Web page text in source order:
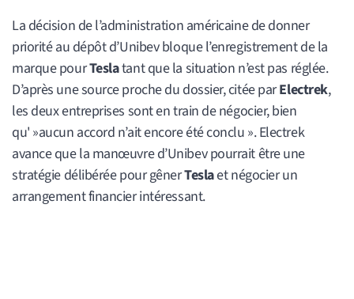
La décision de l’administration américaine de donner
priorité au dépôt d’Unibev bloque l’enregistrement de la
marque pourTeslatant que la situation n’est pas réglée.
D’après une source proche du dossier, citée parElectrek,
les deux entreprises sont en train de négocier, bien
qu' »aucun accord n’ait encore été conclu ». Electrek
avance que la manœuvre d’Unibev pourrait être une
stratégie délibérée pour gênerTeslaet négocier un
arrangement financier intéressant.